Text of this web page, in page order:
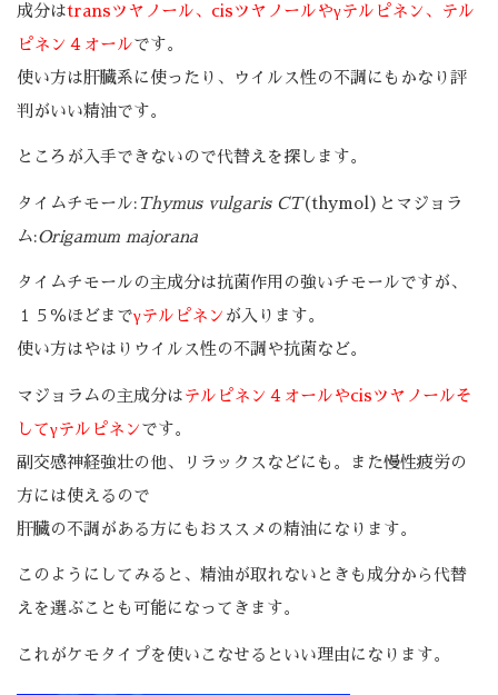
成分はtransツヤノール、cisツヤノールやγテルピネン、テル
ピネン４オールです。
使い方は肝臓系に使ったり、ウイルス性の不調にもかなり評
判がいい精油です。
ところが入手できないので代替えを探します。
タイムチモール: Thymus vulgaris CT(thymol)とマジョラ
ム:Origamum majorana
タイムチモールの主成分は抗菌作用の強いチモールですが、
１５％ほどまでγテルピネン が入ります。
使い方はやはりウイルス性の不調や抗菌など。
マジョラムの主成分は テルピネン４オールやcisツヤノールそ
してγテルピネン です。
副交感神経強壮の他、リラックスなどにも。また慢性疲労の
方には使えるので
肝臓の不調がある方にもおススメの精油になります。
このようにしてみると、精油が取れないときも成分から代替
えを選ぶことも可能になってきます。
これがケモタイプを使いこなせるといい理由になります。